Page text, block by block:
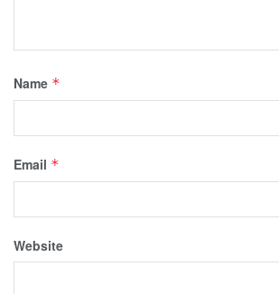
Name *
Email *
Website